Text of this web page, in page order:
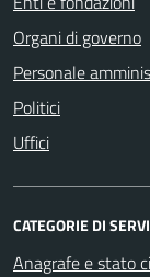
Organi di governo
Personale
Politici
Uffici
CATEGORIE DI
Anagrafe e stato